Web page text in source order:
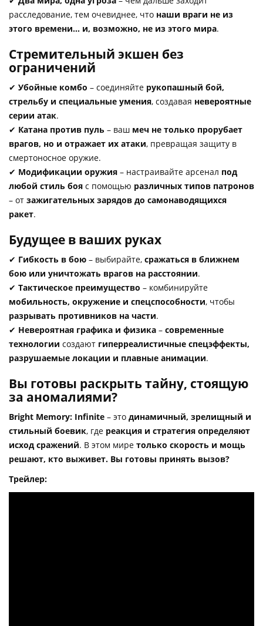
расследование, тем очевиднее, что наши враги не из
этого времени… и, возможно, не из этого мира.
Стремительный экшен без
ограничений
✔ Убойные комбо – соединяйте рукопашный бой,
стрельбу и специальные умения, создавая невероятные
серии атак.
✔ Катана против пуль – ваш меч не только прорубает
врагов, но и отражает их атаки, превращая защиту в
смертоносное оружие.
✔ Модификации оружия – настраивайте арсенал под
любой стиль боя с помощью различных типов патронов
– от зажигательных зарядов до самонаводящихся
ракет.
Будущее в ваших руках
✔ Гибкость в бою – выбирайте, сражаться в ближнем
бою или уничтожать врагов на расстоянии.
✔ Тактическое преимущество – комбинируйте
мобильность, окружение и спецспособности, чтобы
разрывать противников на части.
✔ Невероятная графика и физика – современные
технологии создают гиперреалистичные спецэффекты,
разрушаемые локации и плавные анимации.
Вы готовы раскрыть тайну, стоящую
за аномалиями?
Bright Memory: Infinite – это динамичный, зрелищный и
стильный боевик, где реакция и стратегия определяют
исход сражений. В этом мире только скорость и мощь
решают, кто выживет. Вы готовы принять вызов?
Трейлер: